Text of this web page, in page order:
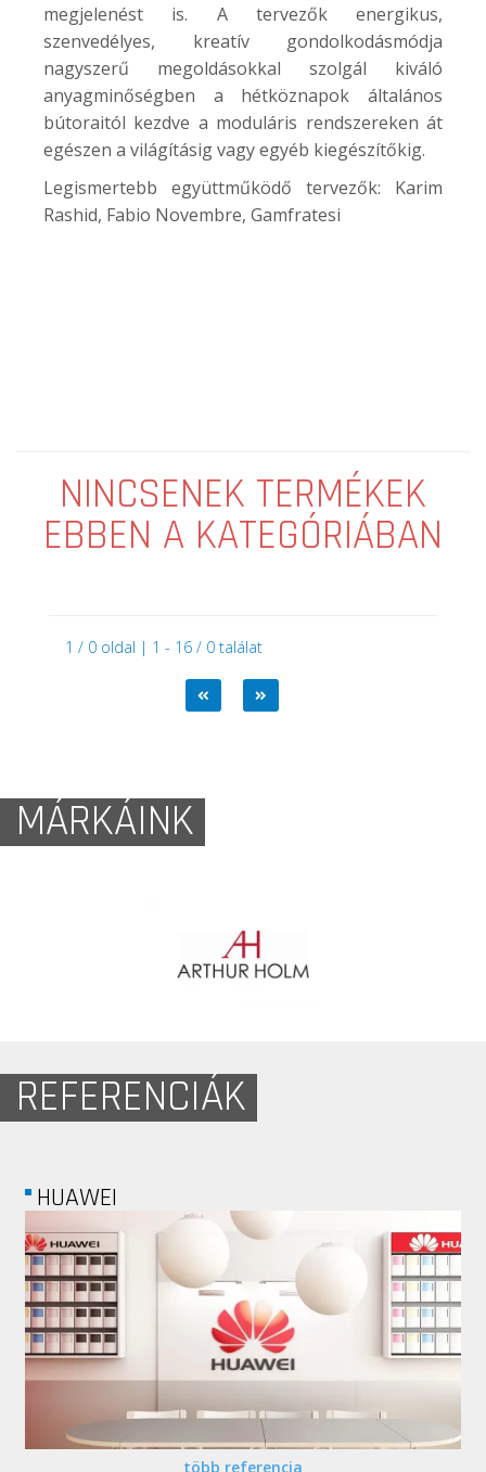
megjelenést is. A tervezők energikus,
szenvedélyes, kreatív gondolkodásmódja
nagyszerű megoldásokkal szolgál kiváló
anyagminőségben a hétköznapok általános
bútoraitól kezdve a moduláris rendszereken át
egészen a világításig vagy egyéb kiegészítőkig.
Legismertebb együttműködő tervezők: Karim
Rashid, Fabio Novembre, Gamfratesi
NINCSENEK TERMÉKEK
EBBEN A KATEGÓRIÁBAN
1 / 0 oldal | 1 - 16 / 0 találat
MÁRKÁINK
REFERENCIÁK
DOUWE EGBERTS
több referencia